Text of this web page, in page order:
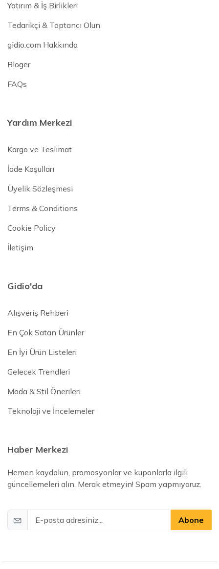
Yatırım & İş Birlikleri
Tedarikçi & Toptancı Olun
gidio.com Hakkında
Bloger
FAQs
Yardım Merkezi
Kargo ve Teslimat
İade Koşulları
Üyelik Sözleşmesi
Terms & Conditions
Cookie Policy
İletişim
Gidio'da
Alışveriş Rehberi
En Çok Satan Ürünler
En İyi Ürün Listeleri
Gelecek Trendleri
Moda & Stil Önerileri
Teknoloji ve İncelemeler
Haber Merkezi
Hemen kaydolun, promosyonlar ve kuponlarla ilgili
güncellemeleri alın. Merak etmeyin! Spam yapmıyoruz.
Abone